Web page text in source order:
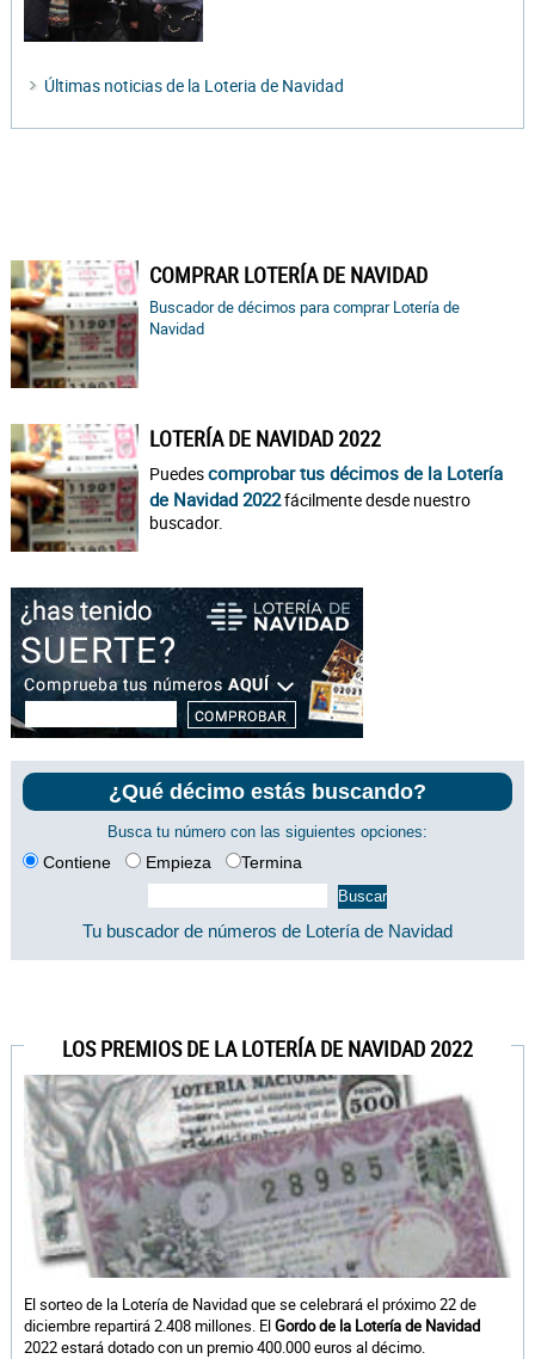
Últimas noticias de la Loteria de Navidad
COMPRAR LOTERÍA DE NAVIDAD
Buscador de décimos para comprar Lotería de
Navidad
LOTERÍA DE NAVIDAD 2022
Puedescomprobar tus décimos de la Lotería
de Navidad 2022fácilmente desde nuestro
buscador.
¿Qué décimo estás buscando?
Busca tu número con las siguientes opciones:
Contiene Empieza Termina
Tu buscador de números de Lotería de Navidad
LOS PREMIOS DE LA LOTERÍA DE NAVIDAD 2022
El sorteo de la Lotería de Navidad que se celebrará el próximo 22 de
diciembre repartirá 2.408 millones. ElGordo de la Lotería de Navidad
2022 estará dotado con un premio 400.000 euros al décimo.